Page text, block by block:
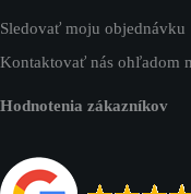
Sledovať moju objednávku
Kontaktovať nás ohľadom
Hodnotenia zákazníkov